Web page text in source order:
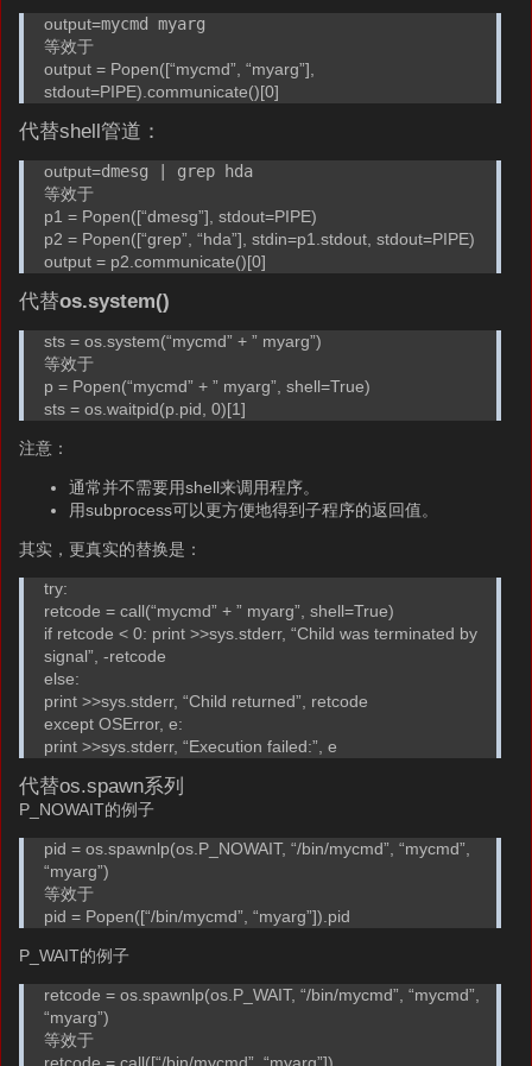
output=mycmd myarg
等效于
output = Popen([“mycmd”, “myarg”],
stdout=PIPE).communicate()[0]
代替shell管道：
output=dmesg | grep hda
等效于
p1 = Popen([“dmesg”], stdout=PIPE)
p2 = Popen([“grep”, “hda”], stdin=p1.stdout, stdout=PIPE)
output = p2.communicate()[0]
代替os.system()
sts = os.system(“mycmd” + ” myarg”)
等效于
p = Popen(“mycmd” + ” myarg”, shell=True)
sts = os.waitpid(p.pid, 0)[1]
注意：
通常并不需要用shell来调用程序。
用subprocess可以更方便地得到子程序的返回值。
其实，更真实的替换是：
try:
retcode = call(“mycmd” + ” myarg”, shell=True)
if retcode < 0: print >>sys.stderr, “Child was terminated by
signal”, -retcode
else:
print >>sys.stderr, “Child returned”, retcode
except OSError, e:
print >>sys.stderr, “Execution failed:”, e
代替os.spawn系列
P_NOWAIT的例子
pid = os.spawnlp(os.P_NOWAIT, “/bin/mycmd”, “mycmd”,
“myarg”)
等效于
pid = Popen([“/bin/mycmd”, “myarg”]).pid
P_WAIT的例子
retcode = os.spawnlp(os.P_WAIT, “/bin/mycmd”, “mycmd”,
“myarg”)
等效于